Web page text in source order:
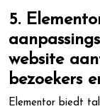
5.
website
bezoekers
Elementor biedt tal